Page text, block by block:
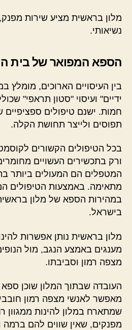
נשיאותי.
הספא המפואר של בית
בין העיסויים הארוכים, מומלץ
ידיים" ועיסוי "סטון תראפי"
חמות. ישנם טיפולים ספציפיים
תפוסים ולייצר תחושת הקלה.
בכל הטיפולים הקשורים
ורק בתכשירים העשויים
המטפלים הם המעולים ביותר
מתאימה. באמצעות הטיפולים
במהירות הספא של מלון
בישראל.
מלון בראשית נותן אפשרות
מענגים באמצע הנגב, מול
מצפה רמון וסביבתו.
העובדה שבתוך המלון שוכן
מאפשר לאנשי מצפה רמון
שמתארח במלון להינות ממגוון
מפנקים, שאין שווים להם ברמה